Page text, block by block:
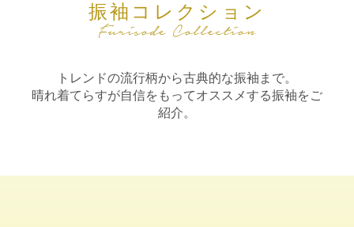
振袖コレクション
トレンドの流行柄から古典的な振袖まで。
晴れ着てらすが自信をもってオススメする振袖をご
紹介。